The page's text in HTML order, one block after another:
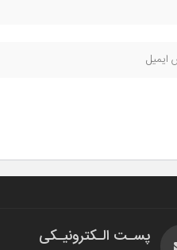
پسـت الـکترونیـکی